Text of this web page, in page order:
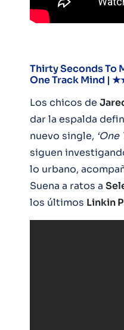
Thirty Seconds To
One Track Mind |
Los chicos de
dar la espalda
nuevo single,
siguen
lo urbano,
Suena a ratos a
los últimos Linkin